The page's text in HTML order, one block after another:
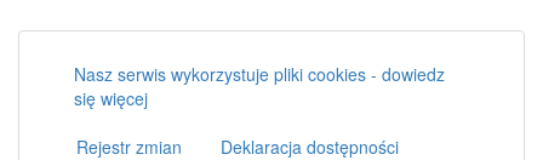
Nasz serwis wykorzystuje pliki cookies - dowiedz
się więcej
Rejestr zmian
Deklaracja dostępności